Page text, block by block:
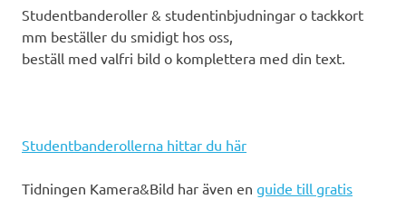
Studentbanderoller & studentinbjudningar o tackkort
mm beställer du smidigt hos oss,
beställ med valfri bild o komplettera med din text.
Studentbanderollerna hittar du här
Tidningen Kamera&Bild har även en guide till gratis